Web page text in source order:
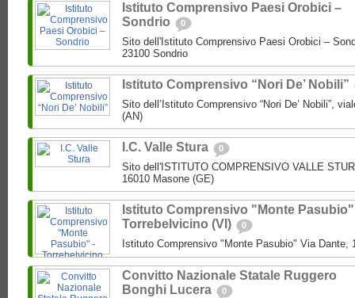
Istituto Comprensivo Paesi Orobici –
Sondrio
0
Sito dell'Istituto Comprensivo Paesi Orobici –
23100 Sondrio
Istituto Comprensivo “Nori De’ Nobili”
Sito dell’Istituto Comprensivo “Nori De’ Nobili”,
(AN)
I.C. Valle Stura 0
Sito dell'ISTITUTO COMPRENSIVO VALLE
16010 Masone (GE)
Istituto Comprensivo "Monte
Torrebelvicino (VI)
0
Istituto Comprensivo "Monte Pasubio" Via Dante,
Convitto Nazionale Statale Ruggero
Bonghi Lucera
0